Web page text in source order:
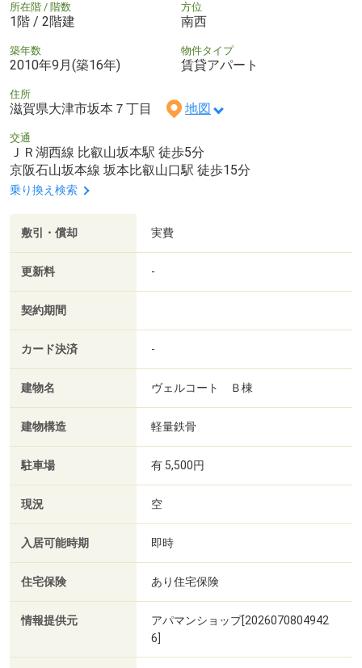
所在階 / 階数
1階 / 2階建
方位
南西
築年数
2010年9月(築16年)
物件タイプ
賃貸アパート
住所
滋賀県大津市坂本７丁目 地図
交通
ＪＲ湖西線 比叡山坂本駅 徒歩5分
京阪石山坂本線 坂本比叡山口駅 徒歩15分
乗り換え検索
敷引・償却 実費
更新料 -
契約期間
カード決済 -
建物名 ヴェルコート Ｂ棟
建物構造 軽量鉄骨
駐車場 有 5,500円
現況 空
入居可能時期 即時
住宅保険 あり住宅保険
情報提供元
アパマンショップ[2026070804942
6]